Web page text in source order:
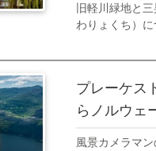
旧軽川緑地と
わりょくち）
ら行きたいと
ませんでした
プレーケス
らノルウェ
風景カメラマ